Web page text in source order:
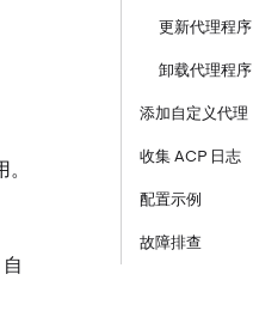
更新代理程序
卸载代理程序
添加自定义代理
收集 ACP 日志
配置示例
故障排查